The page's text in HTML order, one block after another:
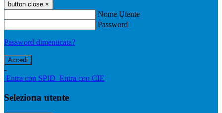
button close ×
Nome Utente
Password
Password dimenticata?
-
Entra con SPID Entra con CIE
Seleziona utente